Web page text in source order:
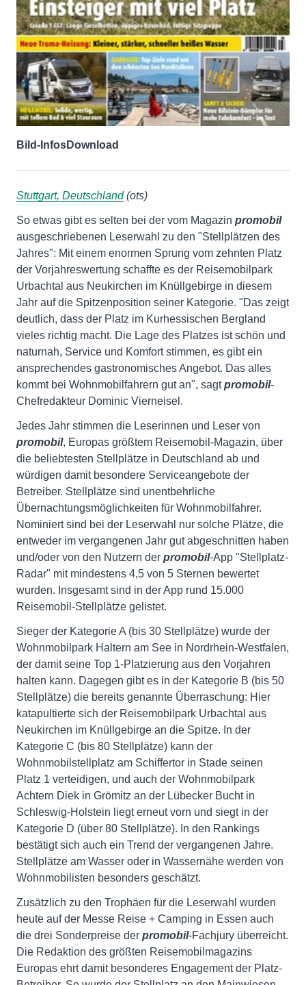
Bild-InfosDownload
Stuttgart, Deutschland(ots)
So etwas gibt es selten bei der vom Magazin promobil
ausgeschriebenen Leserwahl zu den "Stellplätzen des
Jahres": Mit einem enormen Sprung vom zehnten Platz
der Vorjahreswertung schaffte es der Reisemobilpark
Urbachtal aus Neukirchen im Knüllgebirge in diesem
Jahr auf die Spitzenposition seiner Kategorie. "Das zeigt
deutlich, dass der Platz im Kurhessischen Bergland
vieles richtig macht. Die Lage des Platzes ist schön und
naturnah, Service und Komfort stimmen, es gibt ein
ansprechendes gastronomisches Angebot. Das alles
kommt bei Wohnmobilfahrern gut an", sagtpromobil-
Chefredakteur Dominic Vierneisel.
Jedes Jahr stimmen die Leserinnen und Leser von
promobil, Europas größtem Reisemobil-Magazin, über
die beliebtesten Stellplätze in Deutschland ab und
würdigen damit besondere Serviceangebote der
Betreiber. Stellplätze sind unentbehrliche
Übernachtungsmöglichkeiten für Wohnmobilfahrer.
Nominiert sind bei der Leserwahl nur solche Plätze, die
entweder im vergangenen Jahr gut abgeschnitten haben
und/oder von den Nutzern der promobil-App "Stellplatz-
Radar" mit mindestens 4,5 von 5 Sternen bewertet
wurden. Insgesamt sind in der App rund 15.000
Reisemobil-Stellplätze gelistet.
Sieger der Kategorie A (bis 30 Stellplätze) wurde der
Wohnmobilpark Haltern am See in Nordrhein-Westfalen,
der damit seine Top 1-Platzierung aus den Vorjahren
halten kann. Dagegen gibt es in der Kategorie B (bis 50
Stellplätze) die bereits genannte Überraschung: Hier
katapultierte sich der Reisemobilpark Urbachtal aus
Neukirchen im Knüllgebirge an die Spitze. In der
Kategorie C (bis 80 Stellplätze) kann der
Wohnmobilstellplatz am Schiffertor in Stade seinen
Platz 1 verteidigen, und auch der Wohnmobilpark
Achtern Diek in Grömitz an der Lübecker Bucht in
Schleswig-Holstein liegt erneut vorn und siegt in der
Kategorie D (über 80 Stellplätze). In den Rankings
bestätigt sich auch ein Trend der vergangenen Jahre.
Stellplätze am Wasser oder in Wassernähe werden von
Wohnmobilisten besonders geschätzt.
Zusätzlich zu den Trophäen für die Leserwahl wurden
heute auf der Messe Reise + Camping in Essen auch
die drei Sonderpreise der promobil-Fachjury überreicht.
Die Redaktion des größten Reisemobilmagazins
Europas ehrt damit besonderes Engagement der Platz-